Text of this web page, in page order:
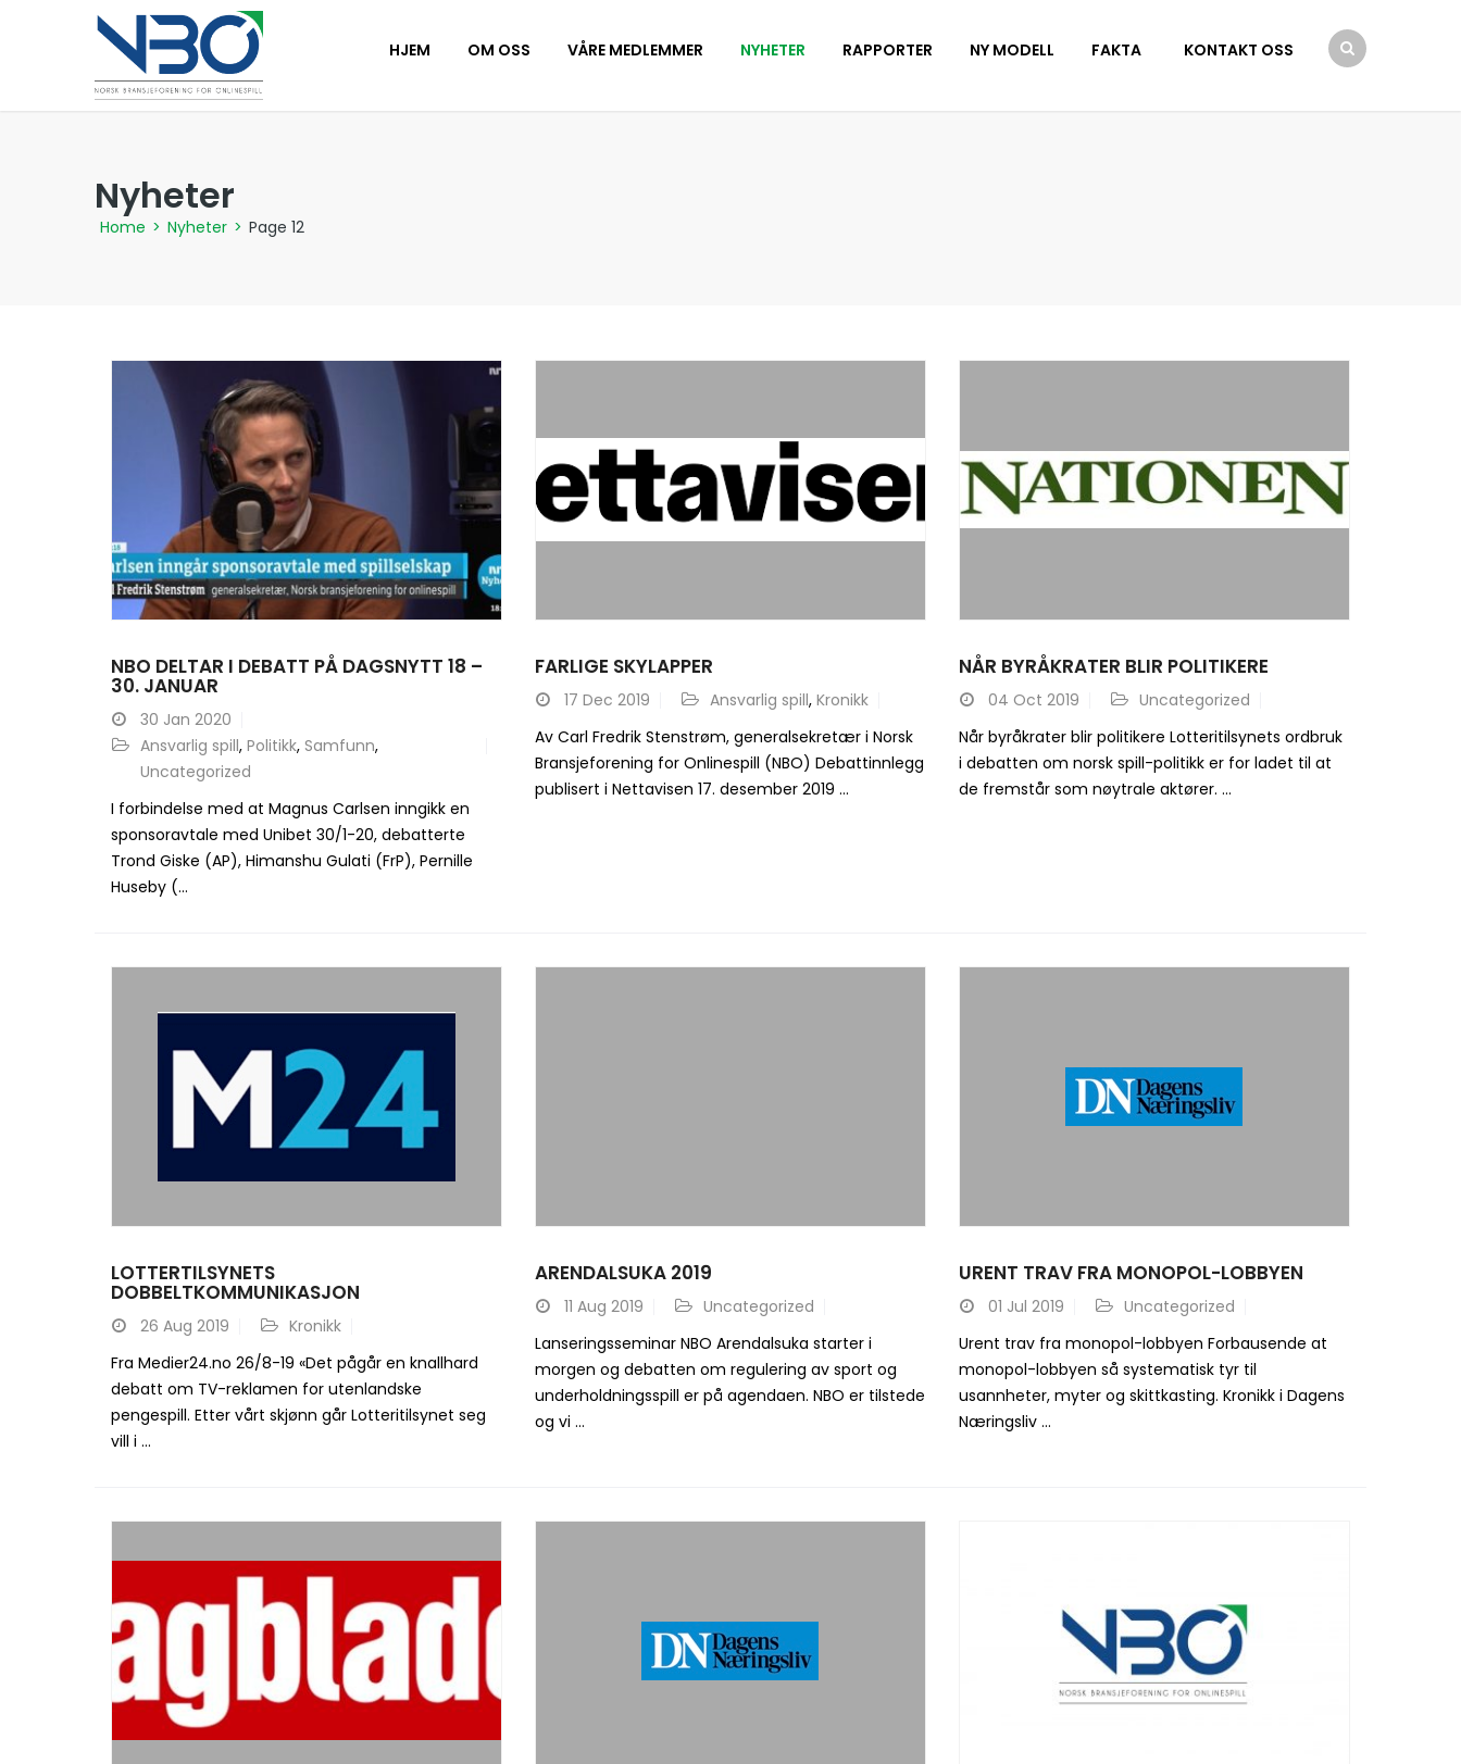
HJEM OM OSS VÅRE MEDLEMMER NYHETER RAPPORTER NY MODELL FAKTA KONTAKT OSS
Nyheter
Home > Nyheter > Page 12
NBO DELTAR I DEBATT PÅ DAGSNYTT 18 –
30. JANUAR
30 Jan 2020
Ansvarlig spill, Politikk, Samfunn,
Uncategorized
I forbindelse med at Magnus Carlsen inngikk en
sponsoravtale med Unibet 30/1-20, debatterte
Trond Giske (AP), Himanshu Gulati (FrP), Pernille
Huseby (...
FARLIGE SKYLAPPER
17 Dec 2019 Ansvarlig spill, Kronikk
Av Carl Fredrik Stenstrøm, generalsekretær i Norsk
Bransjeforening for Onlinespill (NBO) Debattinnlegg
publisert i Nettavisen 17. desember 2019 ...
NÅR BYRÅKRATER BLIR POLITIKERE
04 Oct 2019
Uncategorized
Når byråkrater blir politikere Lotteritilsynets ordbruk
i debatten om norsk spill-politikk er for ladet til at
de fremstår som nøytrale aktører. ...
LOTTERTILSYNETS
DOBBELTKOMMUNIKASJON
26 Aug 2019
Kronikk
Fra Medier24.no 26/8-19 «Det pågår en knallhard
debatt om TV-reklamen for utenlandske
pengespill. Etter vårt skjønn går Lotteritilsynet seg
vill i ...
ARENDALSUKA 2019
11 Aug 2019
Uncategorized
Lanseringsseminar NBO Arendalsuka starter i
morgen og debatten om regulering av sport og
underholdningsspill er på agendaen. NBO er tilstede
og vi ...
URENT TRAV FRA MONOPOL-LOBBYEN
01 Jul 2019
Uncategorized
Urent trav fra monopol-lobbyen Forbausende at
monopol-lobbyen så systematisk tyr til
usannheter, myter og skittkasting. Kronikk i Dagens
Næringsliv ...